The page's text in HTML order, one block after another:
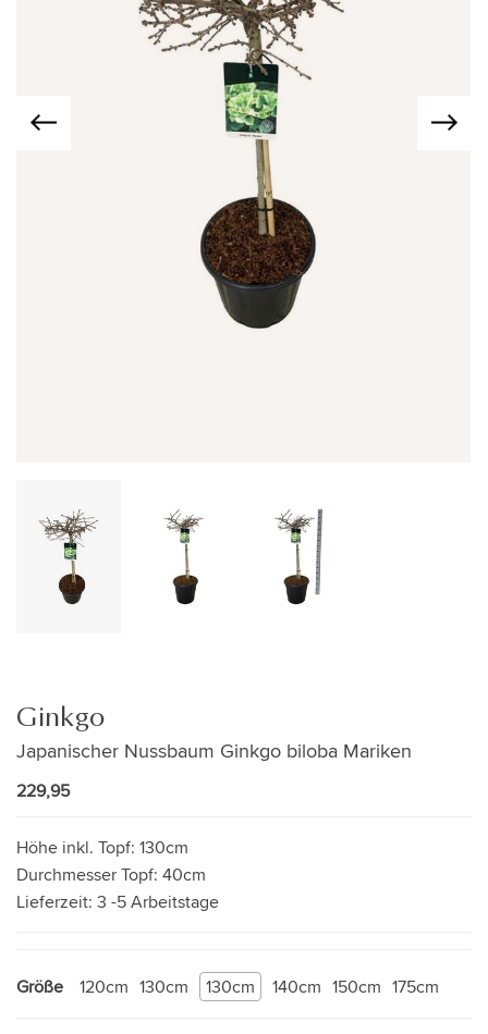
Ginkgo
Japanischer Nussbaum Ginkgo biloba Mariken
229,95
Höhe inkl. Topf: 130cm
Durchmesser Topf: 40cm
Lieferzeit: 3 -5 Arbeitstage
Größe 130cm 140cm
130cm 150cm 175cm
120cm